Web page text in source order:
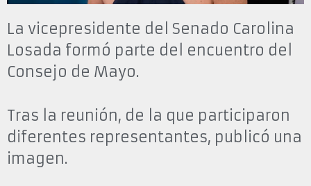
La vicepresidente del Senado Carolina
Losada formó parte del encuentro del
Consejo de Mayo.
Tras la reunión, de la que participaron
diferentes representantes, publicó una
imagen.